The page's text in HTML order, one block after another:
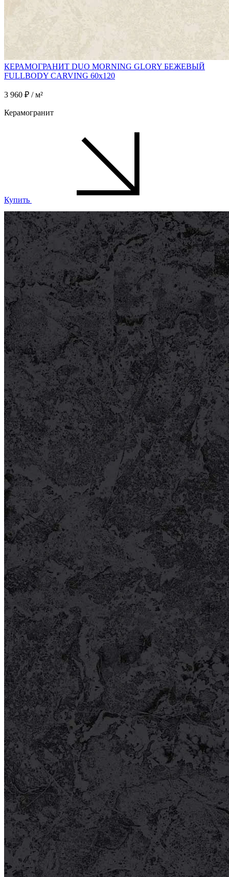
КЕРАМОГРАНИТ DUO MORNING GLORY БЕЖЕВЫЙ
FULLBODY CARVING 60x120
3 960 ₽ / м²
Керамогранит
Купить